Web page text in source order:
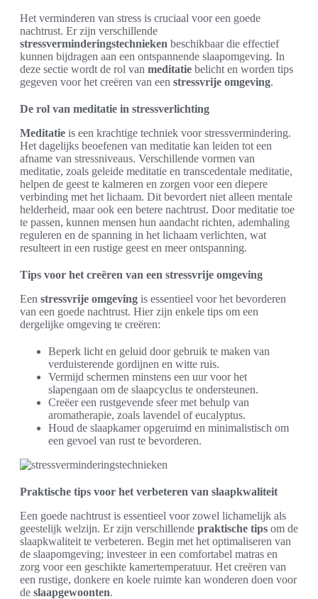
Het verminderen van stress is cruciaal voor een goede
nachtrust. Er zijn verschillende
stressverminderingstechnieken beschikbaar die effectief
kunnen bijdragen aan een ontspannende slaapomgeving. In
deze sectie wordt de rol van meditatie belicht en worden tips
gegeven voor het creëren van een stressvrije omgeving.
De rol van meditatie in stressverlichting
Meditatie is een krachtige techniek voor stressvermindering.
Het dagelijks beoefenen van meditatie kan leiden tot een
afname van stressniveaus. Verschillende vormen van
meditatie, zoals geleide meditatie en transcedentale meditatie,
helpen de geest te kalmeren en zorgen voor een diepere
verbinding met het lichaam. Dit bevordert niet alleen mentale
helderheid, maar ook een betere nachtrust. Door meditatie toe
te passen, kunnen mensen hun aandacht richten, ademhaling
reguleren en de spanning in het lichaam verlichten, wat
resulteert in een rustige geest en meer ontspanning.
Tips voor het creëren van een stressvrije omgeving
Een stressvrije omgeving is essentieel voor het bevorderen
van een goede nachtrust. Hier zijn enkele tips om een
dergelijke omgeving te creëren:
Beperk licht en geluid door gebruik te maken van
verduisterende gordijnen en witte ruis.
Vermijd schermen minstens een uur voor het
slapengaan om de slaapcyclus te ondersteunen.
Creëer een rustgevende sfeer met behulp van
aromatherapie, zoals lavendel of eucalyptus.
Houd de slaapkamer opgeruimd en minimalistisch om
een gevoel van rust te bevorderen.
Praktische tips voor het verbeteren van slaapkwaliteit
Een goede nachtrust is essentieel voor zowel lichamelijk als
geestelijk welzijn. Er zijn verschillende praktische tips om de
slaapkwaliteit te verbeteren. Begin met het optimaliseren van
de slaapomgeving; investeer in een comfortabel matras en
zorg voor een geschikte kamertemperatuur. Het creëren van
een rustige, donkere en koele ruimte kan wonderen doen voor
de slaapgewoonten.